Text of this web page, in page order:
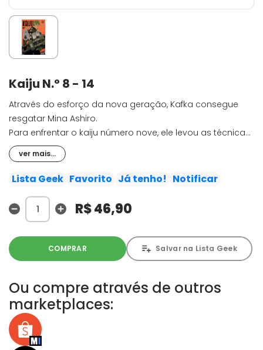
Kaiju N.° 8 - 14
Através do esforço da nova geração, Kafka consegue
resgatar Mina Ashiro.
Para enfrentar o kaiju número nove, ele levou as técnicas
militares de combate a um novo patamar.
Porém, como essa criatura capturou Isao Shinomiya, o
soldado que conhecia essas técnicas melhor do que
Este é o ameaçador e esperançoso décimo quarto
volume!!!
ver mais...
Lista Geek Favorito Já tenho! Notificar
R$ 46,90
COMPRAR Salvar na Lista Geek
Ou compre através de outros
marketplaces: